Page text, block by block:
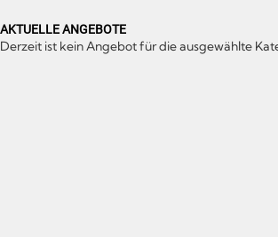
AKTUELLE ANGEBOTE
Derzeit ist kein Angebot für die ausgewählte